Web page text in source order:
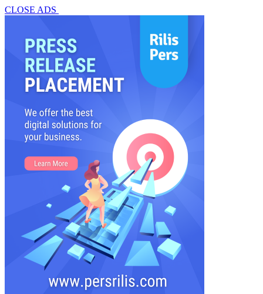
CLOSE ADS